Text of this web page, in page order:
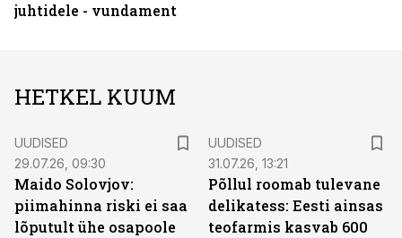
juhtidele - vundament
HETKEL KUUM
UUDISED
29.07.26, 09:30
Maido Solovjov:
piimahinna riski ei saa
lõputult ühe osapoole
UUDISED
31.07.26, 13:21
Põllul roomab tulevane
delikatess: Eesti ainsas
teofarmis kasvab 600